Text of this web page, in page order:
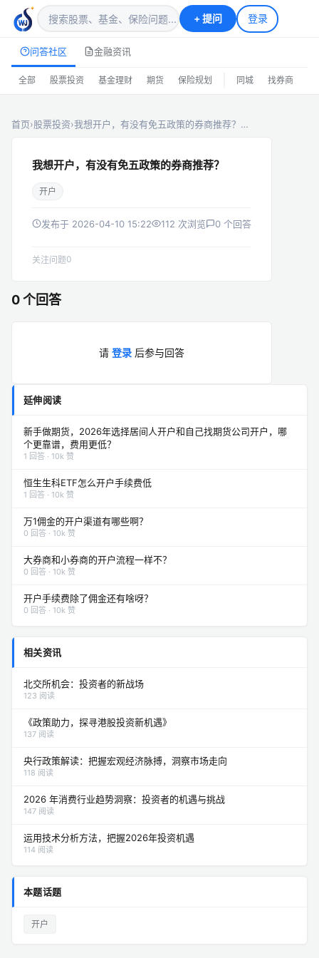
+提问 登录
问答社区 金融资讯
全部 股票投资 基金理财 期货 保险规划 同城 找券商
首页›股票投资›我想开户，有没有免五政策的券商推荐？…
我想开户，有没有免五政策的券商推荐？
开户
发布于 2026-04-10 15:22 112 次浏览 0 个回答
关注问题0
0 个回答
请 登录 后参与回答
延伸阅读
新手做期货，2026年选择居间人开户和自己找期货公司开户，哪
个更靠谱，费用更低？
1 回答 · 10k 赞
恒生生科ETF怎么开户手续费低
1 回答 · 10k 赞
万1佣金的开户渠道有哪些啊？
0 回答 · 10k 赞
大券商和小券商的开户流程一样不？
0 回答 · 10k 赞
开户手续费除了佣金还有啥呀？
0 回答 · 10k 赞
相关资讯
北交所机会：投资者的新战场
123 阅读
《政策助力，探寻港股投资新机遇》
137 阅读
央行政策解读：把握宏观经济脉搏，洞察市场走向
118 阅读
2026 年消费行业趋势洞察：投资者的机遇与挑战
147 阅读
运用技术分析方法，把握2026年投资机遇
114 阅读
本题话题
开户